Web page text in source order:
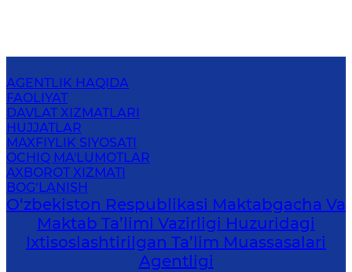
AGENTLIK HAQIDA
FAOLIYAT
DAVLAT XIZMATLARI
HUJJATLAR
MAXFIYLIK SIYOSATI
OCHIQ MA'LUMOTLAR
AXBOROT XIZMATI
BOG‘LANISH
O‘zbekiston Respublikasi Maktabgacha Va
Maktab Ta’limi Vazirligi Huzuridagi
Ixtisoslashtirilgan Ta’lim Muassasalari
Agentligi